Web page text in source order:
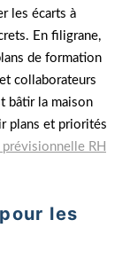
les écarts à
En filigrane,
de formation
collaborateurs
bâtir la maison
plans et priorités
RH
les